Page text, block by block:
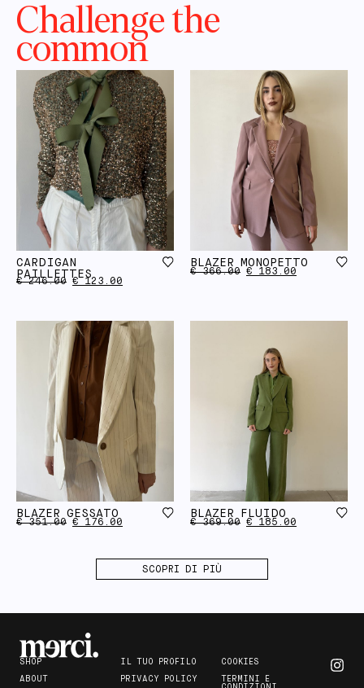
Challenge the
common
CARDIGAN
PAILLETTES
€246.00 € 123.00
BLAZER MONOPETTO
€366.00 € 183.00
BLAZER GESSATO
€351.00 € 176.00
BLAZER FLUIDO
€369.00 € 185.00
SCOPRI DI PIÙ
SHOP
ABOUT
IL TUO PROFILO
PRIVACY POLICY
COOKIES
TERMINI E